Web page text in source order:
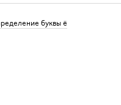
буквы ё